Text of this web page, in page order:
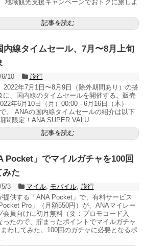
地域観光支援キャンペーンでおトクに旅しよ
記事を読む
内線タイムセール、7月〜8月上旬
6/10
旅行
2022年7月1日〜8月9日（除外期間あり）の搭
に、国内線のタイムセールを開催する。販売
年6月10日（月）00:00 - 6月16日（木）
。 ANAの国内線タイムセールの紹介は以下
間限定！ANA SUPER VALU...
記事を読む
Pocket」でマイルガチャを100回
みた
5/3 マイル, モバイル, 旅行
提供する「ANA Pocket」で、有料サービス
Pocket Pro」（月額550円）が、ANAマイレー
会員向けに初月無料（要：プロモコード入
ったので、貯まったポイントでマイルガチャ
わしてみた。100回のガチャに必要となるポ